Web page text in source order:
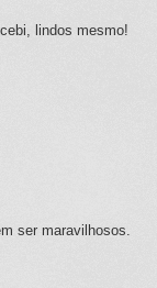
lindos mesmo!
ser maravilhosos.